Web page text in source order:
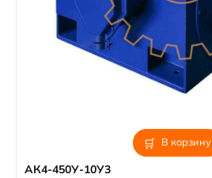
В корзину
АК4-450У-10У3